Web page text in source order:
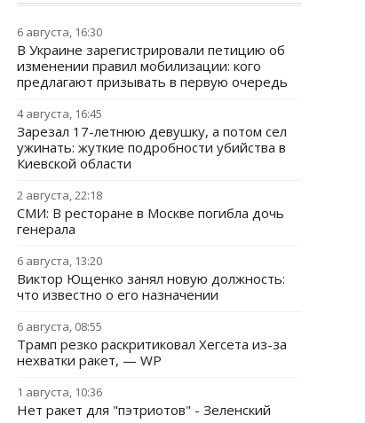
6 августа, 16:30
В Украине зарегистрировали петицию об
изменении правил мобилизации: кого
предлагают призывать в первую очередь
4 августа, 16:45
Зарезал 17-летнюю девушку, а потом сел
ужинать: жуткие подробности убийства в
Киевской области
2 августа, 22:18
СМИ: В ресторане в Москве погибла дочь
генерала
6 августа, 13:20
Виктор Ющенко занял новую должность:
что известно о его назначении
6 августа, 08:55
Трамп резко раскритиковал Хегсета из-за
нехватки ракет, — WP
1 августа, 10:36
Нет ракет для "пэтриотов" - Зеленский